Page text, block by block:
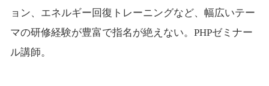
ョン、エネルギー回復トレーニングなど、幅広いテー
マの研修経験が豊富で指名が絶えない。PHPゼミナー
ル講師。